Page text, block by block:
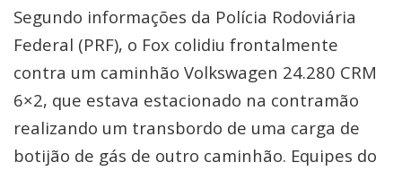
Segundo informações da Polícia Rodoviária
Federal (PRF), o Fox colidiu frontalmente
contra um caminhão Volkswagen 24.280 CRM
6×2, que estava estacionado na contramão
realizando um transbordo de uma carga de
botijão de gás de outro caminhão. Equipes do